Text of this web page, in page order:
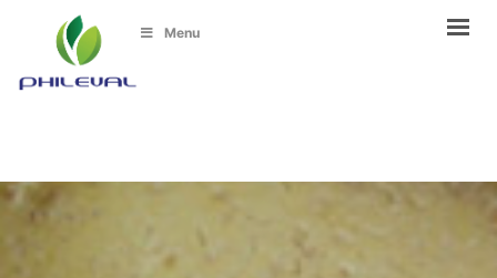
Menu